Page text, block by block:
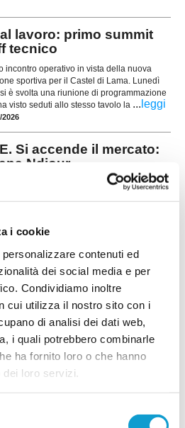
i cookie
contenuti ed
dei social media e per
Condividiamo inoltre
cui utilizza il nostro sito con i
di analisi dei dati web,
i quali potrebbero combinarle
ha fornito loro o che hanno
loro servizi.
lavoro: primo summit
tecnico
incontro operativo in vista della nuova
sportiva per il Castel di Lama. Lunedì
è svolta una riunione di programmazione
visto seduti allo stesso tavolo la ... leggi
2026
Si accende il mercato:
Ndiour
mercato il Croce di Casale, società neo
ai giovani:
in prima squadra
continua a investire sul proprio
e promuove in prima squadra due giovani
parte della preparazione estiva agli
dello staff tecnico il centrocampista
... leggi